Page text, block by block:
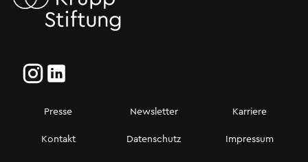
Presse Newsletter
Karriere
Kontakt
Datenschutz Impressum